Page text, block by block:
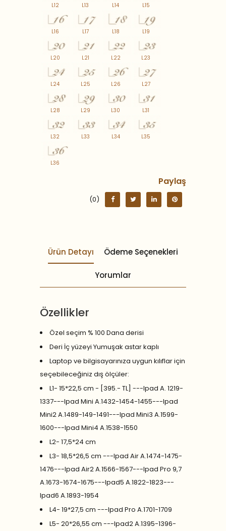
L12 L13 L14 L15
L16 L17 L18 L19
L20 L21 L22 L23
L24 L25 L26 L27
L28 L29 L30 L31
L32 L33 L34 L35
L36
Paylaş
(0)
Ürün Detayı Ödeme Seçenekleri
Yorumlar
Özellikler
Özel seçim % 100 Dana derisi
Deri İç yüzeyi Yumuşak astar kaplı
Laptop ve bilgisayarınıza uygun kılıflar için
seçebileceğiniz dış ölçüler:
L1- 15*22,5 cm - [395.- TL] ---Ipad A. 1219-
1337---Ipad Mini A.1432-1454-1455---Ipad
Mini2 A.1489-149-1491---Ipad Mini3 A.1599-
1600---Ipad Mini4 A.1538-1550
L2- 17,5*24 cm
L3- 18,5*26,5 cm ---Ipad Air A.1474-1475-
1476---Ipad Air2 A.1566-1567---Ipad Pro 9,7
A.1673-1674-1675---Ipad5 A.1822-1823---
Ipad6 A.1893-1954
L4- 19*27,5 cm ---Ipad Pro A.1701-1709
L5- 20*26,55 cm ---Ipad2 A.1395-1396-